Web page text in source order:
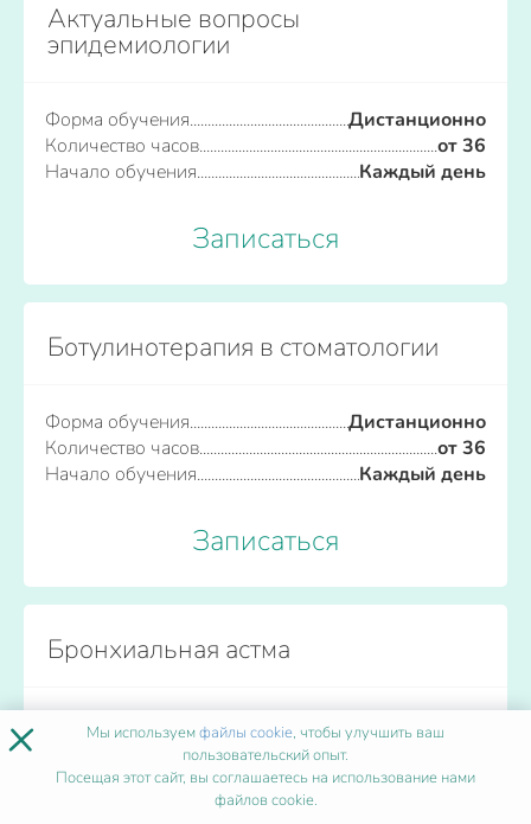
Актуальные вопросы
эпидемиологии
Форма обучения
Дистанционно
Количество часов
от 36
Начало обучения
Каждый день
Записаться
Ботулинотерапия в стоматологии
Форма обучения
Дистанционно
Количество часов
от 36
Начало обучения
Каждый день
Записаться
Бронхиальная астма
Форма обучения
Дистанционно
Количество часов
Начало обучения
Каждый день
× Мы используемфайлы cookie, чтобы улучшить ваш
пользовательский опыт.
Посещая этот сайт, вы соглашаетесь на использование нами
файлов cookie.